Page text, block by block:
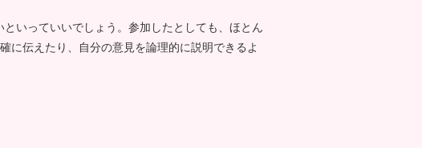
いっていいでしょう。参加したとしても、ほとん
に伝えたり、自分の意見を論理的に説明できるよ